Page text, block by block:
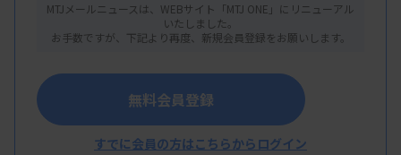
愛知県臨床検査技師会
MTJメールニュースは、WEBサイト「MTJ ONE」にリニューアル
いたしました。
お手数ですが、下記より再度、新規会員登録をお願いします。
無料会員登録
すでに会員の方はこちらからログイン